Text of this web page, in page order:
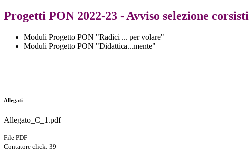
Progetti PON 2022-23 - Avviso selezione corsisti
Moduli Progetto PON "Radici ... per volare"
Moduli Progetto PON "Didattica...mente"
Allegati
Allegato_C_1.pdf
File PDF
Contatore click: 39